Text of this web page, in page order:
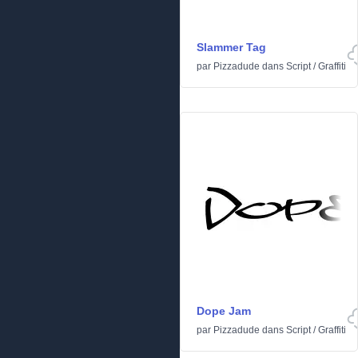
Slammer Tag
par Pizzadude dans Script/Graffiti
Dope Jam
par Pizzadude dans Script/Graffiti